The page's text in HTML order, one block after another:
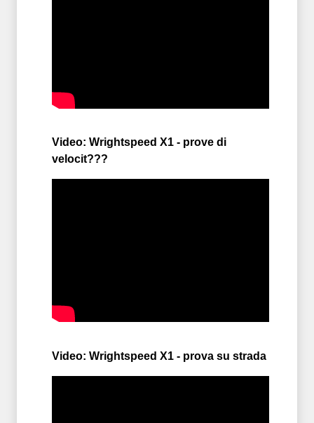
Video: Wrightspeed X1 - prove di
velocit???
Video: Wrightspeed X1 - prova su strada